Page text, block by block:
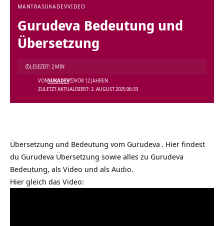
MANTRASUKADEVVIDEO
Gurudeva Bedeutung und
Übersetzung
ZULETZT AKTUALISIERT: 2. AUGUST 2025 06:33
VONSUKADEV VOR 12 JAHREN
LESEZEIT: 2 MIN
Übersetzung und Bedeutung vom Gurudeva . Hier findest
du Gurudeva Übersetzung sowie alles zu Gurudeva
Bedeutung, als Video und als Audio.
Hier gleich das Video: